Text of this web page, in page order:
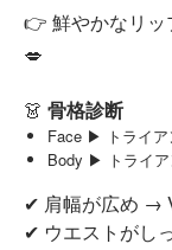
👉 鮮やかなリッ
💋
👗 骨格診断
Face ▶︎ トライア
Body ▶︎ トライ
✔ 肩幅が広め →
✔ ウエストがし